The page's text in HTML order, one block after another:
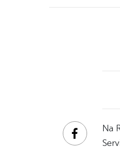
Na
Facebook